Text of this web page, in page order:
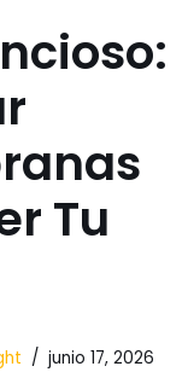
Tu
junio 17, 2026